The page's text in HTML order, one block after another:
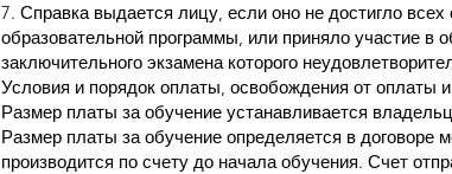
7. Справка выдается лицу, если оно не достигло
образовательной программы, или приняло участие в
заключительного экзамена которого
Условия и порядок оплаты, освобождения от оплаты
Размер платы за обучение устанавливается
Размер платы за обучение определяется в
производится по счету до начала обучения. Счет